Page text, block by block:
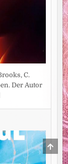
C.
Der Autor
TO
TOP